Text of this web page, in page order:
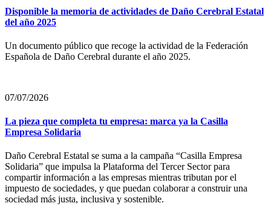
Disponible la memoria de actividades de Daño Cerebral Estatal
del año 2025
Un documento público que recoge la actividad de la Federación
Española de Daño Cerebral durante el año 2025.
07/07/2026
La pieza que completa tu empresa: marca ya la Casilla
Empresa Solidaria
Daño Cerebral Estatal se suma a la campaña “Casilla Empresa
Solidaria” que impulsa la Plataforma del Tercer Sector para
compartir información a las empresas mientras tributan por el
impuesto de sociedades, y que puedan colaborar a construir una
sociedad más justa, inclusiva y sostenible.